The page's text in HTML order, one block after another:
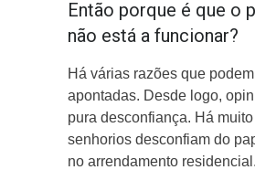
Então porque é que o
não está a funcionar?
Há várias razões que
apontadas. Desde logo,
pura desconfiança. Há
senhorios desconfiam do
no arrendamento